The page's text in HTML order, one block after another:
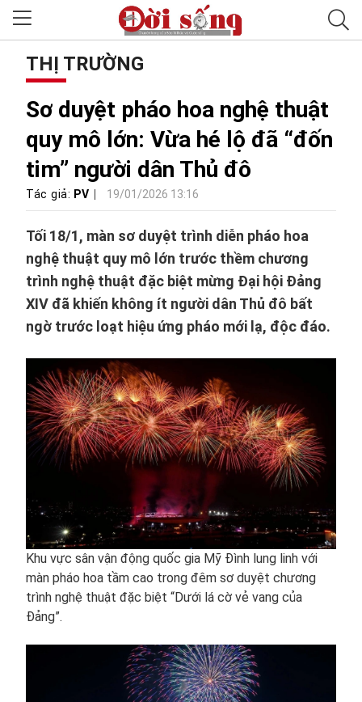
THỊ TRƯỜNG
Sơ duyệt pháo hoa nghệ thuật
quy mô lớn: Vừa hé lộ đã “đốn
tim” người dân Thủ đô
Tác giả: PV 19/01/2026 13:16
Tối 18/1, màn sơ duyệt trình diễn pháo hoa
nghệ thuật quy mô lớn trước thềm chương
trình nghệ thuật đặc biệt mừng Đại hội Đảng
XIV đã khiến không ít người dân Thủ đô bất
ngờ trước loạt hiệu ứng pháo mới lạ, độc đáo.
Khu vực sân vận động quốc gia Mỹ Đình lung linh với
màn pháo hoa tầm cao trong đêm sơ duyệt chương
trình nghệ thuật đặc biệt “Dưới lá cờ vẻ vang của
Đảng”.